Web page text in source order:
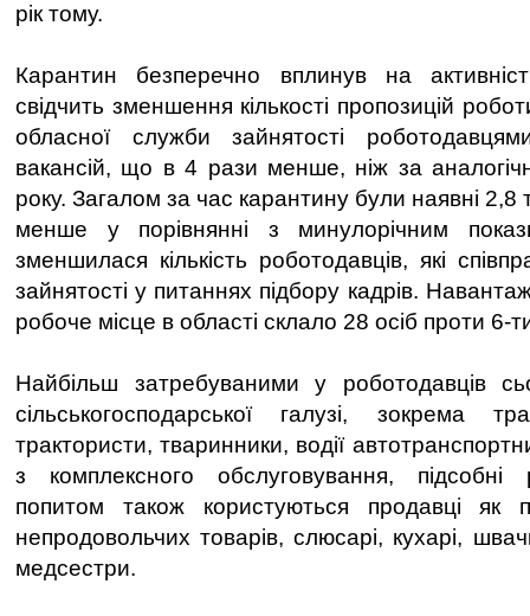
рік тому.
Карантин безперечно вплинув на
свідчить зменшення кількості пропозицій
обласної служби зайнятості
вакансій, що в 4 рази менше, ніж за
року. Загалом за час карантину були наявні 2,8
менше у порівнянні з минулорічним
зменшилася кількість роботодавців, які
зайнятості у питаннях підбору кадрів.
робоче місце в області склало 28 осіб проти 6-
Найбільш затребуваними у роботодавців
сільськогосподарської галузі, зокрема
трактористи, тваринники, водії
з комплексного обслуговування, підсобні
попитом також користуються продавці як
непродовольчих товарів, слюсарі, кухарі,
медсестри.